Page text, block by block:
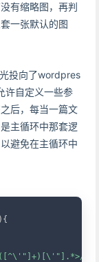
有缩略图，再判
一张默认的图
投向了wordpres
许自定义一些参
后，每当一篇文
主循环中那套逻
避免在主循环中
) {
i'